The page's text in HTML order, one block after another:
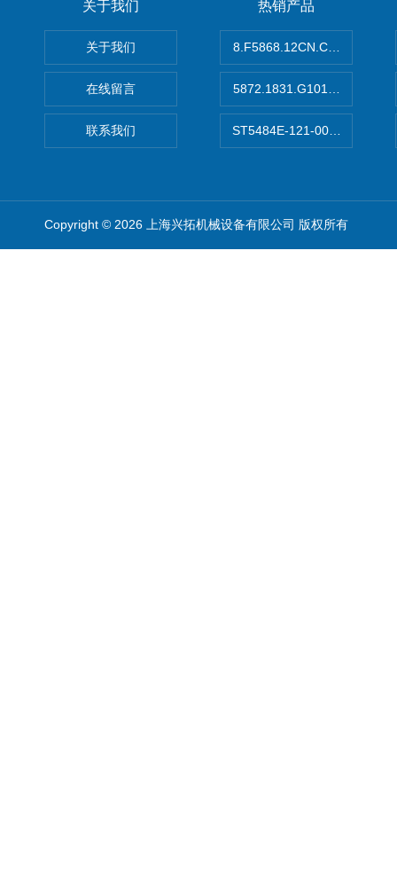
关于我们
关于我们
在线留言
联系我们
热销产品
8.F5868.12CN.C122德国
5872.1831.G101德国库伯勒
ST5484E-121-0032-00美国
Copyright © 2026 上海兴拓机械设备有限公司 版权所有